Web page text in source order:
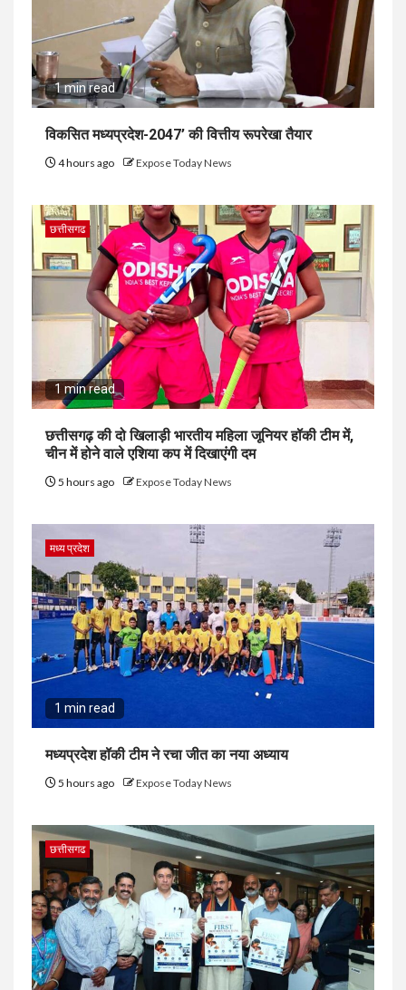
1 min read
विकसित मध्यप्रदेश-2047’ की वित्तीय रूपरेखा तैयार
4 hours ago Expose Today News
छत्तीसगढ
1 min read
छत्तीसगढ़ की दो खिलाड़ी भारतीय महिला जूनियर हॉकी टीम में,
चीन में होने वाले एशिया कप में दिखाएंगी दम
5 hours ago Expose Today News
मध्य प्रदेश
1 min read
मध्यप्रदेश हॉकी टीम ने रचा जीत का नया अध्याय
5 hours ago Expose Today News
छत्तीसगढ